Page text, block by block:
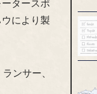
タースポ
により製
ンサー、